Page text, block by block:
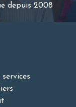
depuis 2008
services